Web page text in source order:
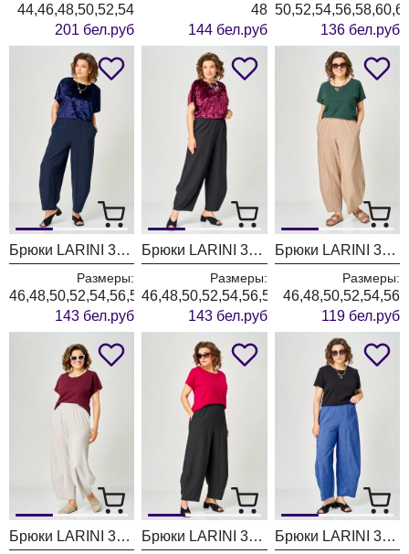
44,46,48,50,52,54
201 бел.руб
48
144 бел.руб
136 бел.руб
Брюки LARINI 3002 синий
Размеры:
46,48,50,52,54,56,58,60,62,64
143 бел.руб
Брюки LARINI 3002 черный
Размеры:
46,48,50,52,54,56,58,60,62,64
143 бел.руб
Брюки LARINI 3001 кофейный
Размеры:
46,48,50,52,54,56
119 бел.руб
Брюки LARINI 3001 светло-серый Брюки LARINI 3001 черный Брюки LARINI 3001 василек